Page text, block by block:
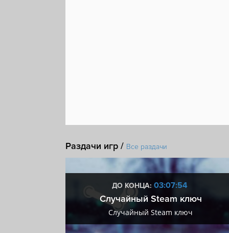
Раздачи игр / Все раздачи
ДО КОНЦА: 03:07:53
Случайный Steam ключ
Случайный Steam ключ